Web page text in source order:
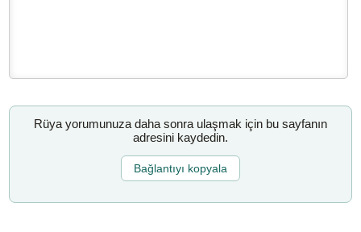
Rüya yorumunuza daha sonra ulaşmak için bu sayfanın
adresini kaydedin.
Bağlantıyı kopyala